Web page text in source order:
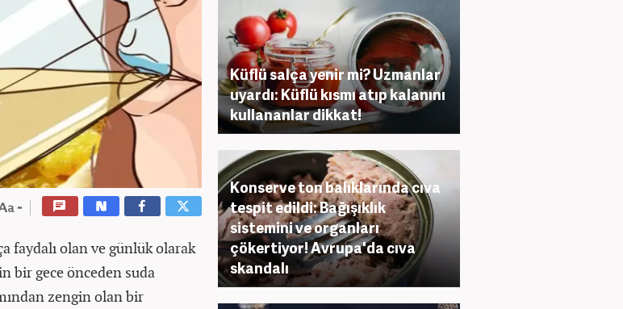
faydalı olan ve günlük olarak
bir gece önceden suda
zengin olan bir
Küflü salça yenir mi? Uzmanlar
uyardı: Küflü kısmı atıp kalanını
kullananlar dikkat!
Konserve ton balıklarında cıva
tespit edildi: Bağışıklık
sistemini ve organları
çökertiyor! Avrupa'da cıva
skandalı